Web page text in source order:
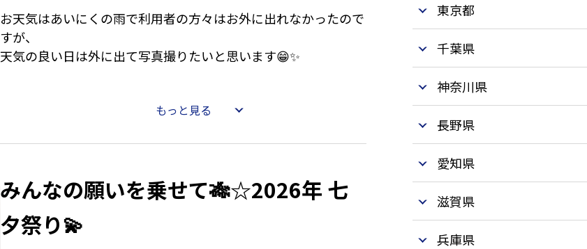
お天気はあいにくの雨で利用者の方々はお外に出れなかったので
すが、
天気の良い日は外に出て写真撮りたいと思います😁✨
もっと見る
みんなの願いを乗せて🎋☆2026年 七
夕祭り💫
東京都
千葉県
神奈川県
長野県
愛知県
滋賀県
兵庫県